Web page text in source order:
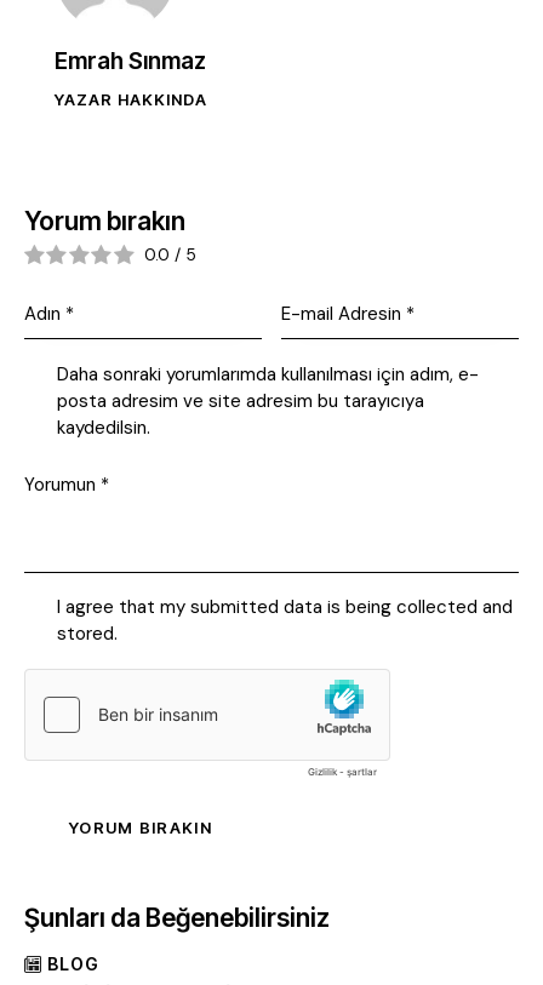
Emrah Sınmaz
YAZAR HAKKINDA
Yorum bırakın
0.0 / 5
Daha sonraki yorumlarımda kullanılması için adım, e-
posta adresim ve site adresim bu tarayıcıya
kaydedilsin.
I agree that my submitted data is being collected and
stored.
Şunları da Beğenebilirsiniz
BLOG